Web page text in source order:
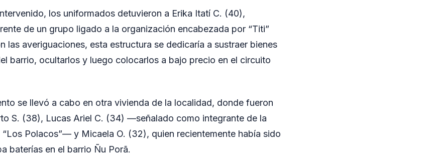
los uniformados detuvieron a Erika Itatí C. (40),
de un grupo ligado a la organización encabezada por “Titi”
las averiguaciones, esta estructura se dedicaría a sustraer bienes
barrio, ocultarlos y luego colocarlos a bajo precio en el circuito
se llevó a cabo en otra vivienda de la localidad, donde fueron
S. (38), Lucas Ariel C. (34) —señalado como integrante de la
Polacos”— y Micaela O. (32), quien recientemente había sido
baterías en el barrio Ñu Porã.